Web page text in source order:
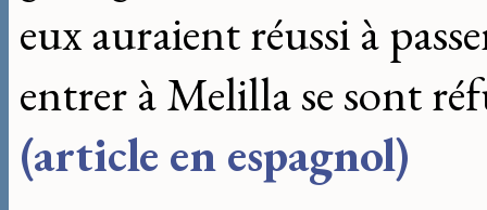
eux auraient réussi à
entrer à Melilla se sont
(article en espagnol)